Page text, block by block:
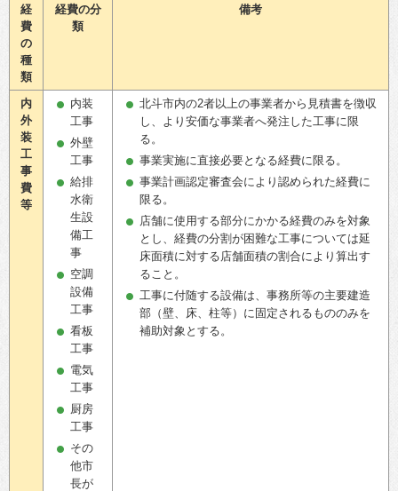
経
費
の
種
類
経費の分
類
備考
内
外
装
工
事
費
等
内装
工事
外壁
工事
給排
水衛
生設
備工
事
空調
設備
工事
看板
工事
電気
工事
厨房
工事
その
他市
長が
北斗市内の2者以上の事業者から見積書を徴収
し、より安価な事業者へ発注した工事に限
る。
事業実施に直接必要となる経費に限る。
事業計画認定審査会により認められた経費に
限る。
店舗に使用する部分にかかる経費のみを対象
とし、経費の分割が困難な工事については延
床面積に対する店舗面積の割合により算出す
ること。
工事に付随する設備は、事務所等の主要建造
部（壁、床、柱等）に固定されるもののみを
補助対象とする。